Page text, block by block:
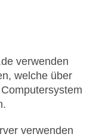
verwenden
welche über
verwenden